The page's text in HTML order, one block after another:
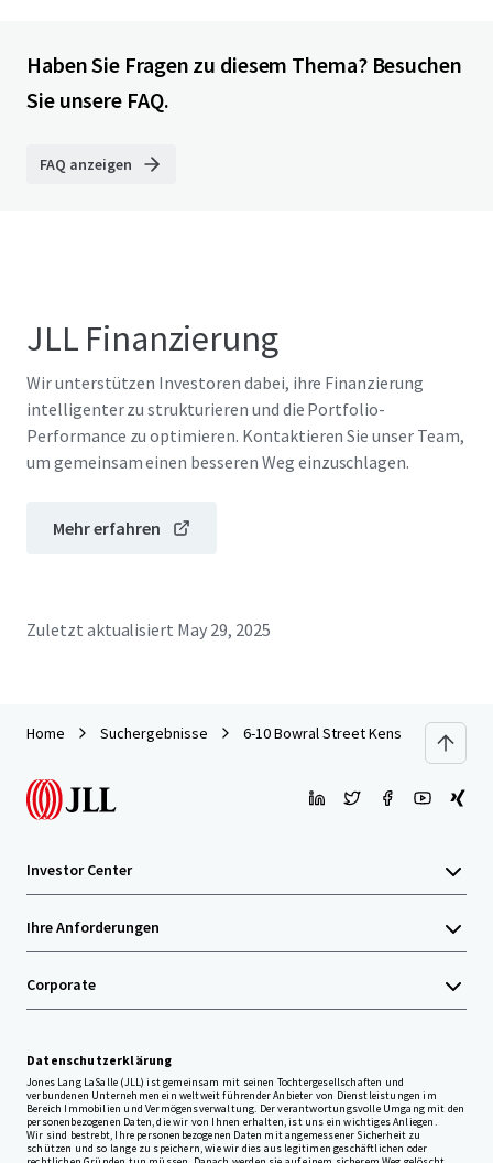
Haben Sie Fragen zu diesem Thema? Besuchen
Sie unsere FAQ.
FAQ anzeigen
JLL Finanzierung
Wir unterstützen Investoren dabei, ihre Finanzierung
intelligenter zu strukturieren und die Portfolio-
Performance zu optimieren. Kontaktieren Sie unser Team,
um gemeinsam einen besseren Weg einzuschlagen.
Mehr erfahren
Zuletzt aktualisiert May 29, 2025
Home Suchergebnisse 6-10 Bowral Street Kensington 2025
Investor Center
Ihre Anforderungen
Corporate
Datenschutzerklärung
Jones Lang LaSalle (JLL) ist gemeinsam mit seinen Tochtergesellschaften und
verbundenen Unternehmen ein weltweit führender Anbieter von Dienstleistungen im
Bereich Immobilien und Vermögensverwaltung. Der verantwortungsvolle Umgang mit den
personenbezogenen Daten, die wir von Ihnen erhalten, ist uns ein wichtiges Anliegen.
Wir sind bestrebt, Ihre personenbezogenen Daten mit angemessener Sicherheit zu
schützen und so lange zu speichern, wie wir dies aus legitimen geschäftlichen oder